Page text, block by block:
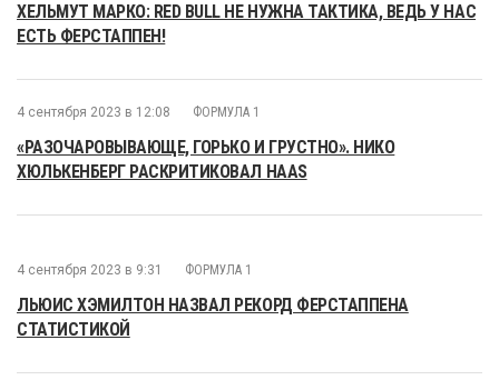
ХЕЛЬМУТ МАРКО: RED BULL НЕ НУЖНА ТАКТИКА, ВЕДЬ У НАС
ЕСТЬ ФЕРСТАППЕН!
4 сентября 2023 в 12:08 ФОРМУЛА 1
«РАЗОЧАРОВЫВАЮЩЕ, ГОРЬКО И ГРУСТНО». НИКО
ХЮЛЬКЕНБЕРГ РАСКРИТИКОВАЛ HAAS
4 сентября 2023 в 9:31 ФОРМУЛА 1
ЛЬЮИС ХЭМИЛТОН НАЗВАЛ РЕКОРД ФЕРСТАППЕНА
СТАТИСТИКОЙ